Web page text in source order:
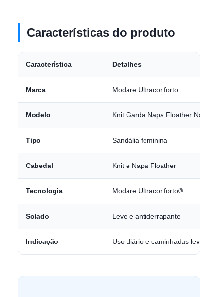
Características do produto
Característica Detalhes
Marca Modare Ultraconforto
Modelo Knit Garda Napa Floather Nature
Tipo Sandália feminina
Cabedal Knit e Napa Floather
Tecnologia Modare Ultraconforto®
Solado Leve e antiderrapante
Indicação Uso diário e caminhadas leves